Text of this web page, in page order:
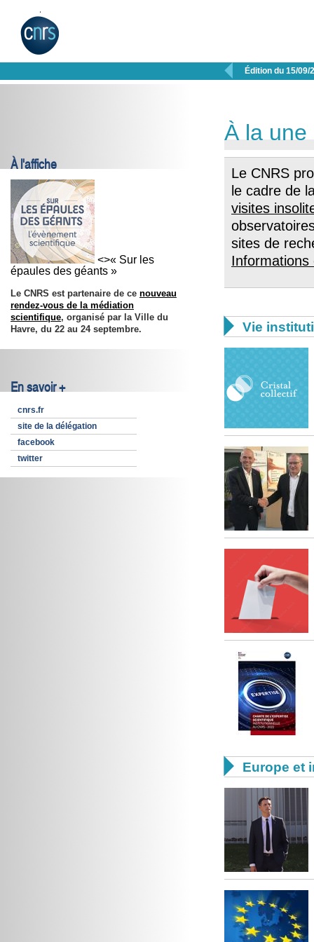
 Édition du 15/09/
À l'affiche
<>« Sur les
épaules des géants »
Le CNRS est partenaire de ce nouveau
rendez-vous de la médiation
scientifique, organisé par la Ville du
Havre, du 22 au 24 septembre.
En savoir +
cnrs.fr
site de la délégation
facebook
twitter
À la une
Le CNRS
le cadre de
visites
sites de
Informations
 Vie
 Europe et